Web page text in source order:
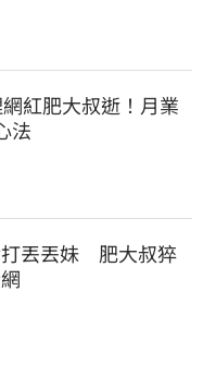
紅肥大叔逝！月業
法
丟丟妹　肥大叔猝